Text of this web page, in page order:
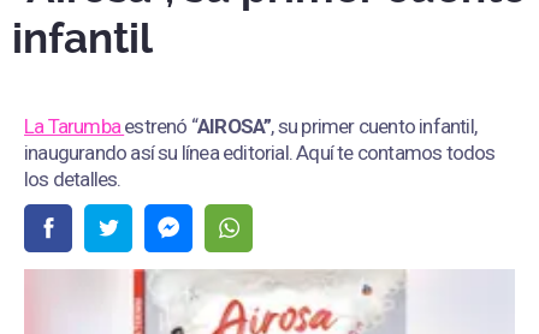
infantil
La Tarumbaestrenó “AIROSA”, su primer cuento infantil,
inaugurando así su línea editorial. Aquí te contamos todos
los detalles.